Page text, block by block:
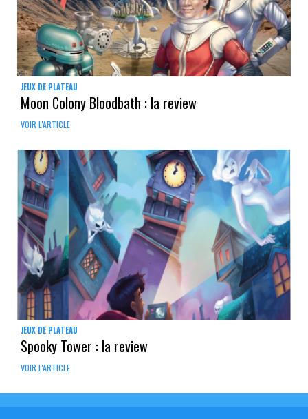
JEUX DE PLATEAU
Moon Colony Bloodbath : la review
VOIR L'ARTICLE
JEUX DE PLATEAU
Spooky Tower : la review
VOIR L'ARTICLE